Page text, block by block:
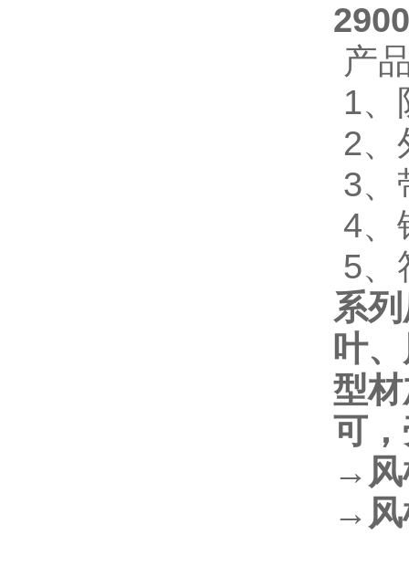
产
1、
2、
3、
4、
5、
系
叶
型
可
→风
→风